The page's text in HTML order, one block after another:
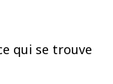
qui se trouve